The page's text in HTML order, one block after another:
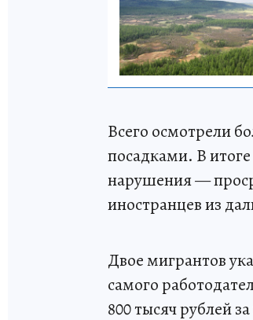
Всего осмотрели
посадками. В
нарушения —
иностранцев из
Двое мигрантов
самого
800 тысяч рублей